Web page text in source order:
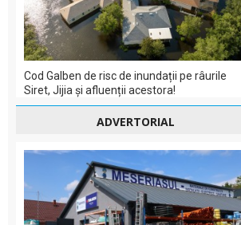
Cod Galben de risc de inundații pe râurile
Siret, Jijia și afluenții acestora!
ADVERTORIAL